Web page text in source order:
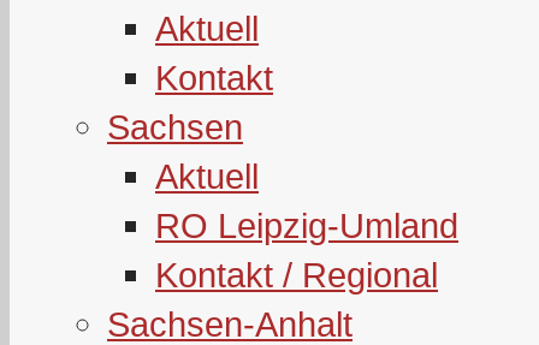
Aktuell
Kontakt
Sachsen
Aktuell
RO Leipzig-Umland
Kontakt / Regional
Sachsen-Anhalt